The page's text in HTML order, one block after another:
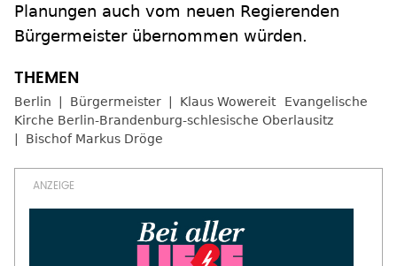
Planungen auch vom neuen Regierenden
Bürgermeister übernommen würden.
Berlin Bürgermeister Klaus Wowereit
Evangelische
Kirche Berlin-Brandenburg-schlesische Oberlausitz
Bischof Markus Dröge